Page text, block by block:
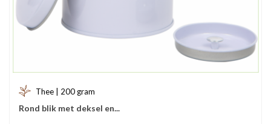
Thee | 200 gram
Rond blik met deksel en...